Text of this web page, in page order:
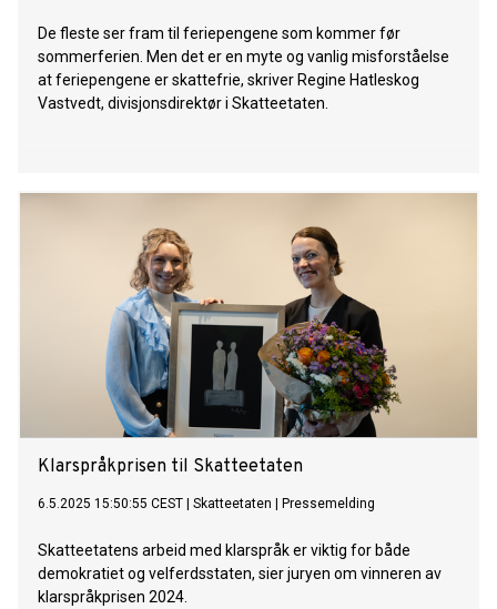
De fleste ser fram til feriepengene som kommer før
sommerferien. Men det er en myte og vanlig misforståelse
at feriepengene er skattefrie, skriver Regine Hatleskog
Vastvedt, divisjonsdirektør i Skatteetaten.
Klarspråkprisen til Skatteetaten
6.5.2025 15:50:55 CEST Skatteetaten Pressemelding
Skatteetatens arbeid med klarspråk er viktig for både
demokratiet og velferdsstaten, sier juryen om vinneren av
klarspråkprisen 2024.